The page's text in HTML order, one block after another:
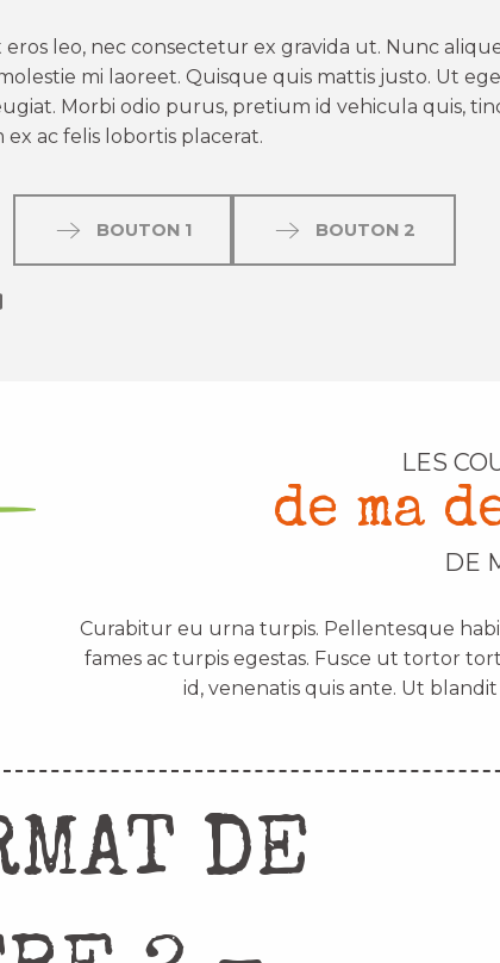
leo, nec consectetur ex gravida ut. Nunc
mi laoreet. Quisque quis mattis justo. Ut
Morbi odio purus, pretium id vehicula quis,
ac felis lobortis placerat.
BOUTON 1 BOUTON 2
LES
de ma
DE
Curabitur eu urna turpis. Pellentesque
fames ac turpis egestas. Fusce ut tortor
id, venenatis quis ante. Ut
DE